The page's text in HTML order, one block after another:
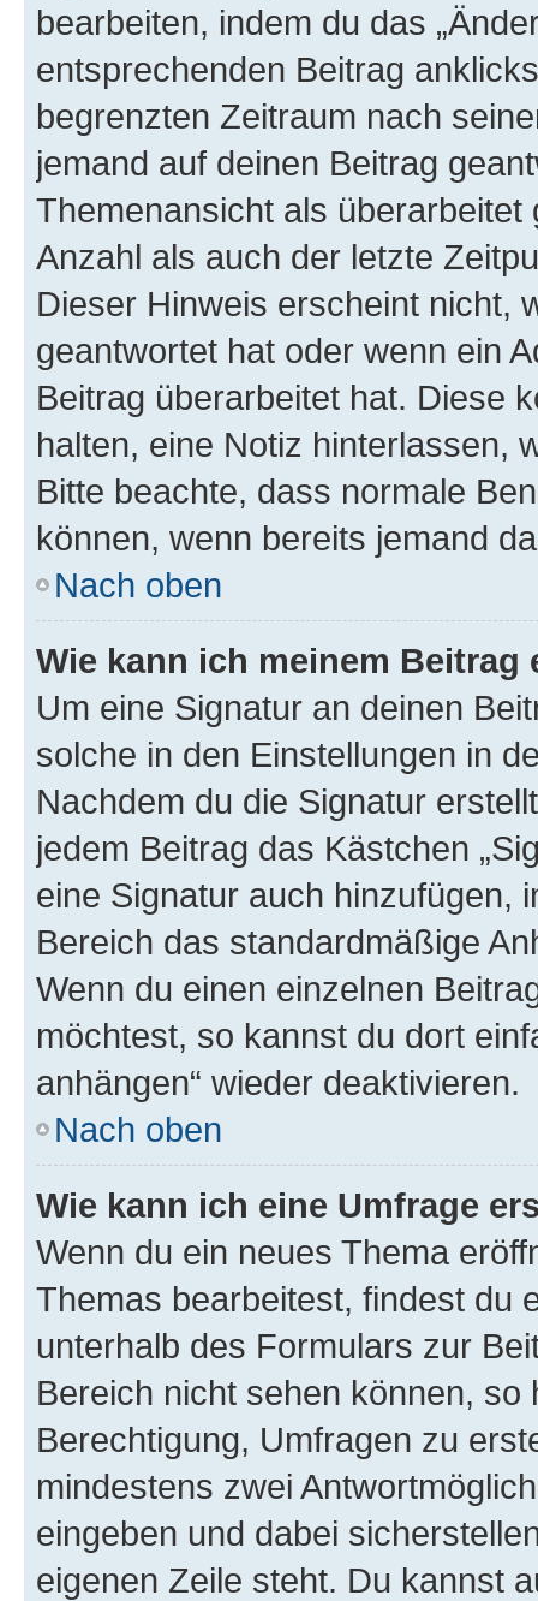
bearbeiten, indem du das
entsprechenden Beitrag
begrenzten Zeitraum nach
jemand auf deinen Beitrag
Themenansicht als
Anzahl als auch der letzte
Dieser Hinweis erscheint nicht,
geantwortet hat oder wenn ein
Beitrag überarbeitet hat. Diese
halten, eine Notiz hinterlassen,
Bitte beachte, dass normale
können, wenn bereits jemand
Nach oben
Wie kann ich meinem
Um eine Signatur an deinen
solche in den Einstellungen in
Nachdem du die Signatur
jedem Beitrag das Kästchen
eine Signatur auch hinzufügen,
Bereich das standardmäßige
Wenn du einen einzelnen
möchtest, so kannst du dort
anhängen“ wieder deaktivieren.
Nach oben
Wie kann ich eine Umfrage
Wenn du ein neues Thema
Themas bearbeitest, findest du
unterhalb des Formulars zur
Bereich nicht sehen können,
Berechtigung, Umfragen zu
mindestens zwei
eingeben und dabei
eigenen Zeile steht. Du kannst